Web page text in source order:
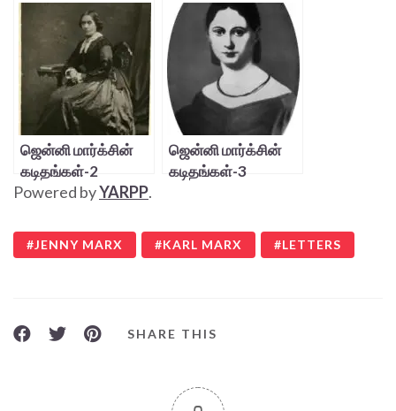
ஜென்னி மார்க்சின்
கடிதங்கள்-2
ஜென்னி மார்க்சின்
கடிதங்கள்-3
Powered byYARPP.
JENNY MARX KARL MARX LETTERS
SHARE THIS